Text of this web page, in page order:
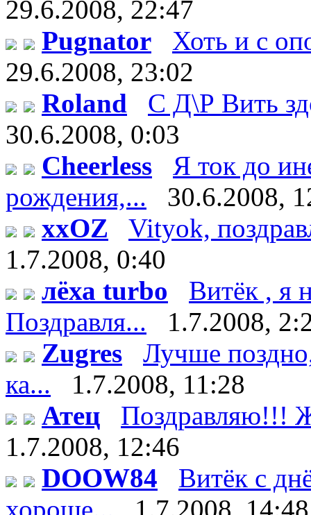
29.6.2008, 22:47
Pugnator
Хоть и с
29.6.2008, 23:02
Roland
С Д\Р Вить
30.6.2008, 0:03
Cheerless
Я ток до
рождения,...
30.6.2008,
xxOZ
Vityok,
1.7.2008, 0:40
лёха turbo
Витёк , я
Поздравля...
1.7.2008,
Zugres
Лучше
ка...
1.7.2008, 11:28
Атец
Поздравляю!!!
1.7.2008, 12:46
DOOW84
Витёк с
хороше...
1.7.2008, 14:48